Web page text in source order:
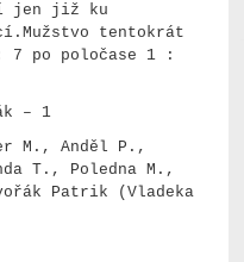
jen již ku
tentokrát
7 po poločase 1 :
– 1
M., Anděl P.,
T., Poledna M.,
Patrik ( Vladeka